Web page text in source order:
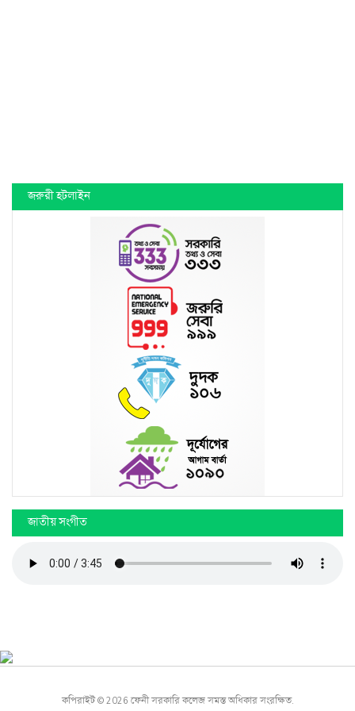
জরুরী হটলাইন
জাতীয় সংগীত
কপিরাইট © 2026 ফেনী সরকারি কলেজ সমস্ত অধিকার সংরক্ষিত.